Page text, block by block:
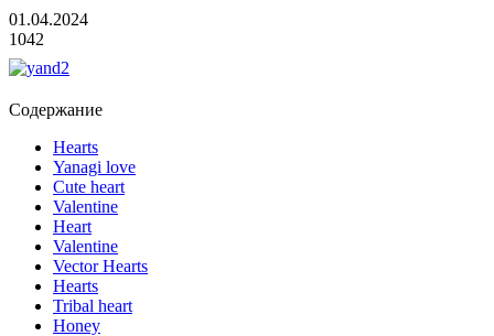
01.04.2024
1042
Содержание
Hearts
Yanagi love
Cute heart
Valentine
Heart
Valentine
Vector Hearts
Hearts
Tribal heart
Honey